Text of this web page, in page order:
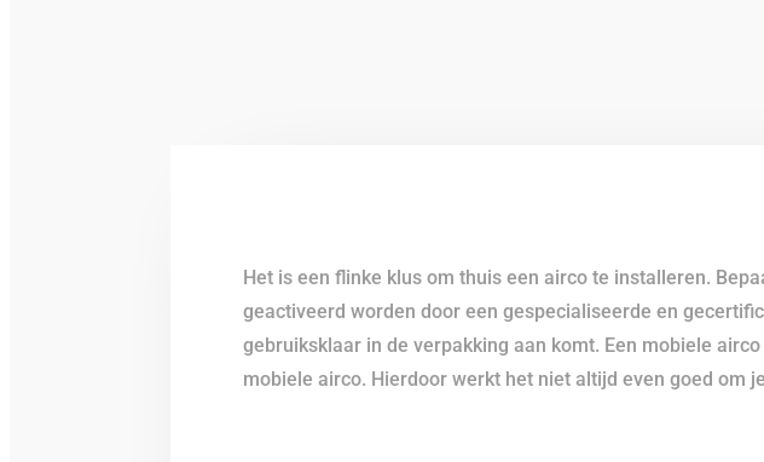
Het is een flinke klus om thuis een airco te installeren.
geactiveerd worden door een gespecialiseerde en
gebruiksklaar in de verpakking aan komt. Een mobiele
mobiele airco. Hierdoor werkt het niet altijd even goed om